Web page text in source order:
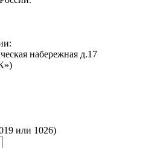
набережная д.17
или 1026)